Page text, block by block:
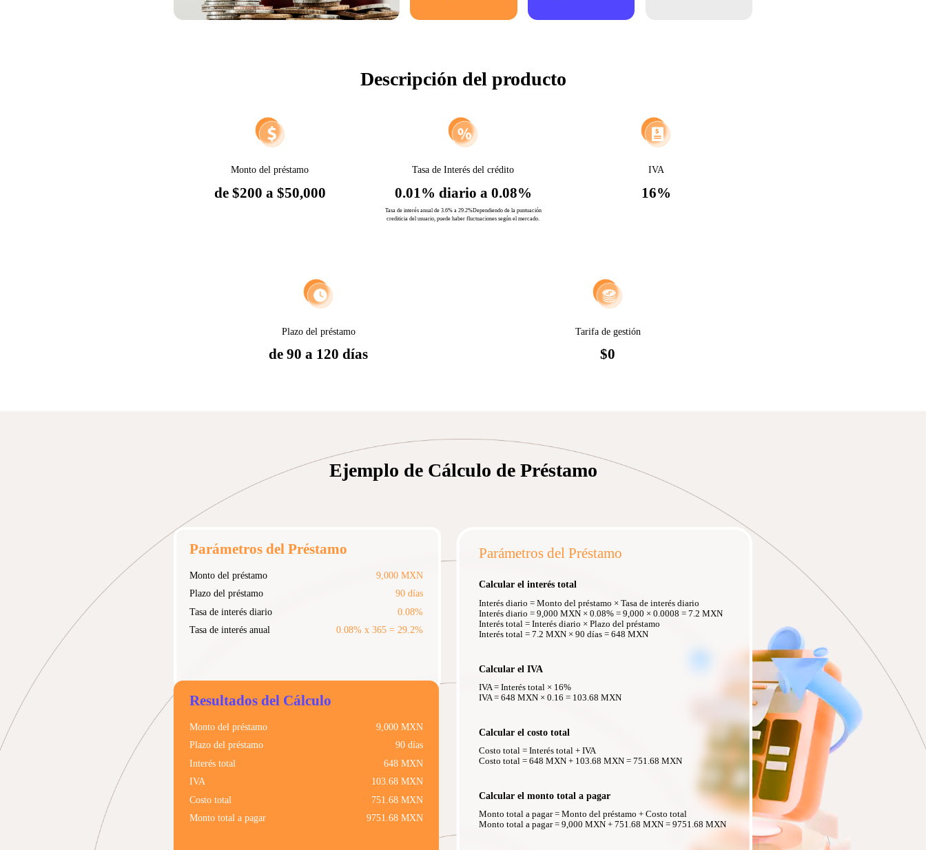
Descripción del producto
Monto del préstamo
de $200 a $50,000
Tasa de Interés del crédito
0.01% diario a 0.08%
Tasa de interés anual de 3.6% a 29.2%Dependiendo de la puntuación
crediticia del usuario, puede haber fluctuaciones según el mercado.
IVA
16%
Plazo del préstamo
de 90 a 120 días
Tarifa de gestión
$0
Ejemplo de Cálculo de Préstamo
Parámetros del Préstamo
Monto del préstamo
9,000 MXN
Plazo del préstamo
90 días
Tasa de interés diario
0.08%
Tasa de interés anual
0.08% x 365 = 29.2%
Resultados del Cálculo
Monto del préstamo
9,000 MXN
Plazo del préstamo
90 días
Interés total
648 MXN
IVA
103.68 MXN
Costo total
751.68 MXN
Monto total a pagar
9751.68 MXN
Parámetros del Préstamo
Calcular el interés total
Interés diario = Monto del préstamo × Tasa de interés diario
Interés diario = 9,000 MXN × 0.08% = 9,000 × 0.0008 = 7.2 MXN
Interés total = Interés diario × Plazo del préstamo
Interés total = 7.2 MXN × 90 días = 648 MXN
Calcular el IVA
IVA = Interés total × 16%
IVA = 648 MXN × 0.16 = 103.68 MXN
Calcular el costo total
Costo total = Interés total + IVA
Costo total = 648 MXN + 103.68 MXN = 751.68 MXN
Calcular el monto total a pagar
Monto total a pagar = Monto del préstamo + Costo total
Monto total a pagar = 9,000 MXN + 751.68 MXN = 9751.68 MXN